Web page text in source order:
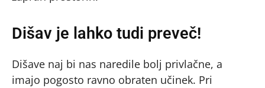
Dišav je lahko tudi preveč!
Dišave naj bi nas naredile bolj privlačne, a
imajo pogosto ravno obraten učinek. Pri